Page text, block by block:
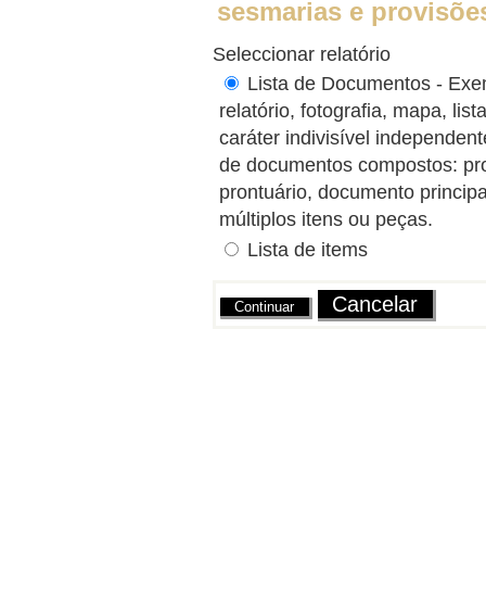
sesmarias e
Seleccionar relatório
Lista de Documentos -
relatório, fotografia, mapa,
caráter indivisível
de documentos compostos:
prontuário, documento
múltiplos itens ou peças.
Lista de items
Ações Cancelar